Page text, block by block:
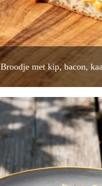
Broodje met kip, bacon,